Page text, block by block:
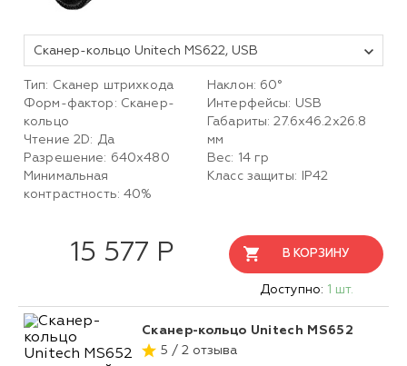
Сканер-кольцо Unitech MS622, USB
Тип: Сканер штрихкода
Форм-фактор: Сканер-
кольцо
Чтение 2D: Да
Разрешение: 640x480
Минимальная
контрастность: 40%
Наклон: 60°
Интерфейсы: USB
Габариты: 27.6x46.2x26.8
мм
Вес: 14 гр
Класс защиты: IP42
15 577 Р В КОРЗИНУ
Доступно: 1 шт.
Сканер-кольцо Unitech MS652
5 / 2 отзыва